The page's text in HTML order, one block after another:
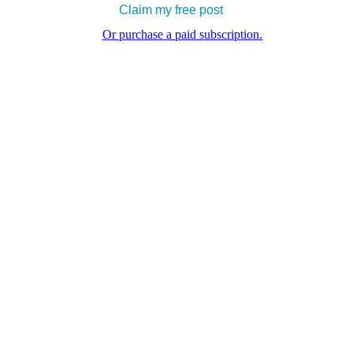
Claim my free post
Or purchase a paid subscription.